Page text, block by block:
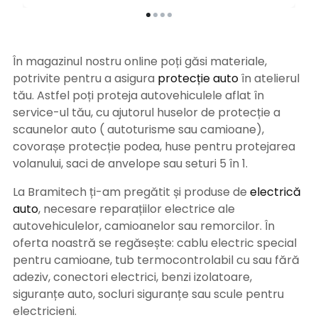
În magazinul nostru online poți găsi materiale,
potrivite pentru a asigura protecție autoîn atelierul
tău. Astfel poți proteja autovehiculele aflat în
service-ul tău, cu ajutorul huselor de protecție a
scaunelor auto ( autoturisme sau camioane),
covorașe protecție podea, huse pentru protejarea
volanului, saci de anvelope sau seturi 5 în 1.
La Bramitech ți-am pregătit și produse de electrică
auto, necesare reparațiilor electrice ale
autovehiculelor, camioanelor sau remorcilor. În
oferta noastră se regăsește: cablu electric special
pentru camioane, tub termocontrolabil cu sau fără
adeziv, conectori electrici, benzi izolatoare,
siguranțe auto, socluri siguranțe sau scule pentru
electricieni.